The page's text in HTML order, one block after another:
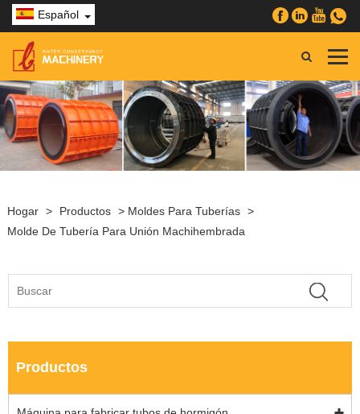
Español
Hogar > Productos > Moldes Para Tuberías >
Molde De Tubería Para Unión Machihembrada
Productos